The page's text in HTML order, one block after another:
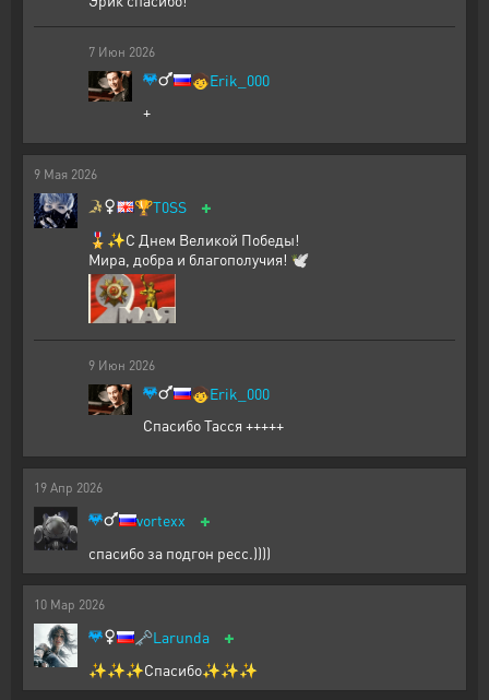
7 Июн 2026
🧒Erik_000
+
9 Мая 2026
🏆T0SS +
🎖️✨С Днем Великой Победы!
Мира, добра и благополучия! 🕊️
9 Июн 2026
🧒Erik_000
Спасибо Тасся +++++
19 Апр 2026
vortexx +
спасибо за подгон ресс.))))
10 Мар 2026
🗝️Larunda +
✨✨✨Спасибо✨✨✨